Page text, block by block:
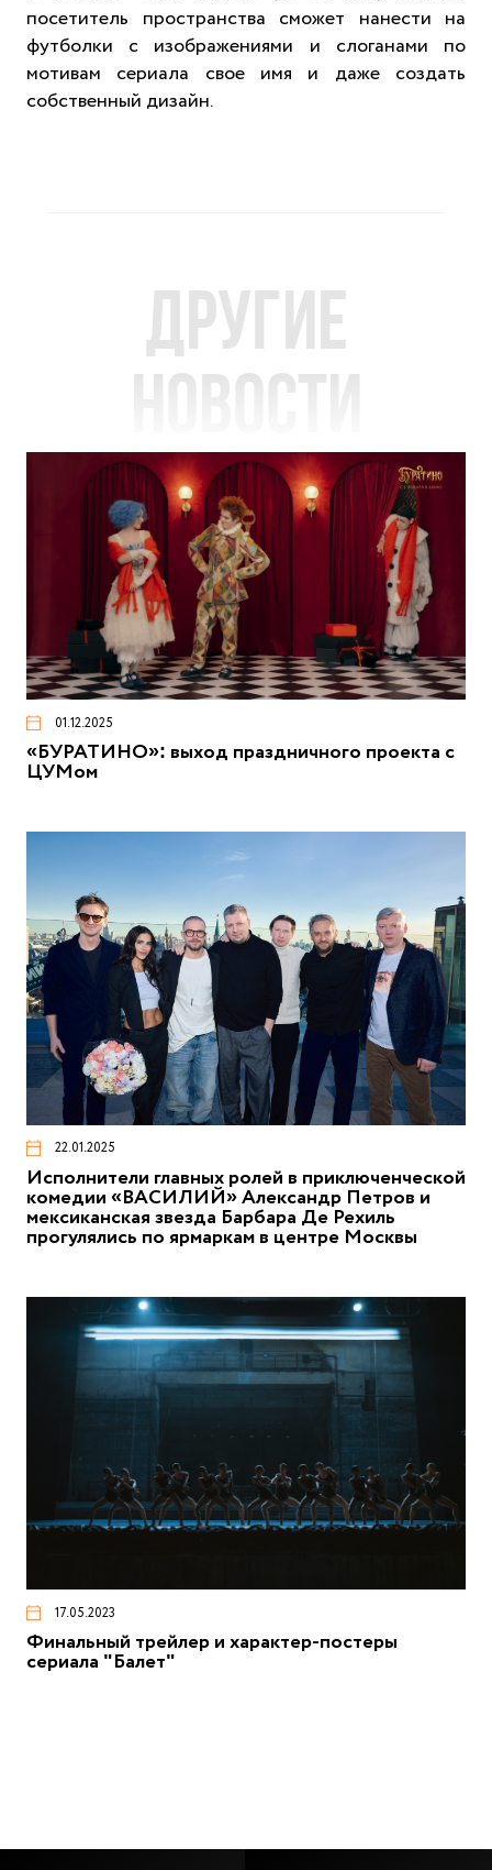
посетитель пространства сможет нанести на
футболки с изображениями и слоганами по
мотивам сериала свое имя и даже создать
собственный дизайн.
Другие
новости
01.12.2025
«БУРАТИНО»: выход праздничного проекта с
ЦУМом
22.01.2025
Исполнители главных ролей в приключенческой
комедии «ВАСИЛИЙ» Александр Петров и
мексиканская звезда Барбара Де Рехиль
прогулялись по ярмаркам в центре Москвы
17.05.2023
Финальный трейлер и характер-постеры
сериала "Балет"